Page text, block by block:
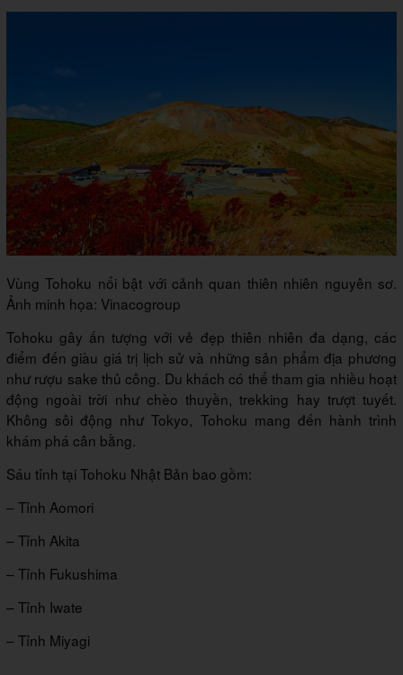
Vùng Tohoku nổi bật với cảnh quan thiên nhiên nguyên sơ.
Ảnh minh họa: Vinacogroup
Tohoku gây ấn tượng với vẻ đẹp thiên nhiên đa dạng, các
điểm đến giàu giá trị lịch sử và những sản phẩm địa phương
như rượu sake thủ công. Du khách có thể tham gia nhiều hoạt
động ngoài trời như chèo thuyền, trekking hay trượt tuyết.
Không sôi động như Tokyo, Tohoku mang đến hành trình
khám phá cân bằng.
Sáu tỉnh tại Tohoku Nhật Bản bao gồm:
– Tỉnh Aomori
– Tỉnh Akita
– Tỉnh Fukushima
– Tỉnh Iwate
– Tỉnh Miyagi